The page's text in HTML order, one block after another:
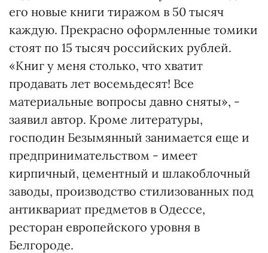
его новые книги тиражом в 50 тысяч
каждую. Прекрасно оформленные томики
стоят по 15 тысяч российских рублей.
«Книг у меня столько, что хватит
продавать лет восемьдесят! Все
материальные вопросы давно сняты», -
заявил автор. Кроме литературы,
господин Безымянный занимается еще и
предпринимательством - имеет
кирпичный, цементный и шлакоблочный
заводы, производство стилизованных под
антиквариат предметов в Одессе,
ресторан европейского уровня в
Белгороде.